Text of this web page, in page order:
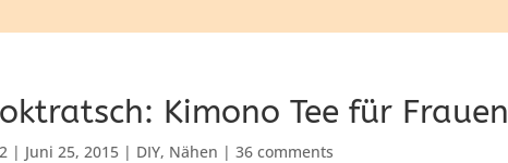
Kimono Tee für Frauen
| Juni 25, 2015 | DIY, Nähen |36 comments